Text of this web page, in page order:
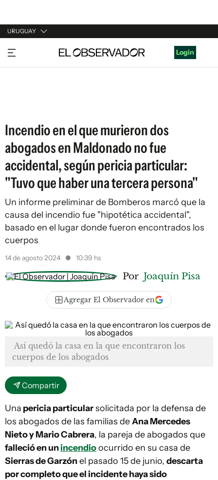
URUGUAY
URUGUAY
ARGENTINA
Login
Incendio en el que murieron dos
abogados en Maldonado no fue
accidental, según pericia particular:
"Tuvo que haber una tercera persona"
Un informe preliminar de Bomberos marcó que la
causa del incendio fue "hipotética accidental",
basado en el lugar donde fueron encontrados los
cuerpos
14 de agosto 2024 10:39 hs
Por Joaquín Pisa
Agregar El Observador en
Así quedó la casa en la que encontraron los
cuerpos de los abogados
Compartir
Una pericia particularsolicitada por la defensa de
los abogados de las familias deAna Mercedes
Nieto y Mario Cabrera, la pareja de abogados que
falleció en unincendioocurrido en su casa de
Sierras de Garzónel pasado 15 de junio, descarta
por completo que el incidente haya sido